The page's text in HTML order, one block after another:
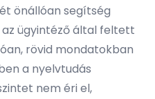
önállóan segítség
ügyintéző által feltett
rövid mondatokban
a nyelvtudás
nem éri el,